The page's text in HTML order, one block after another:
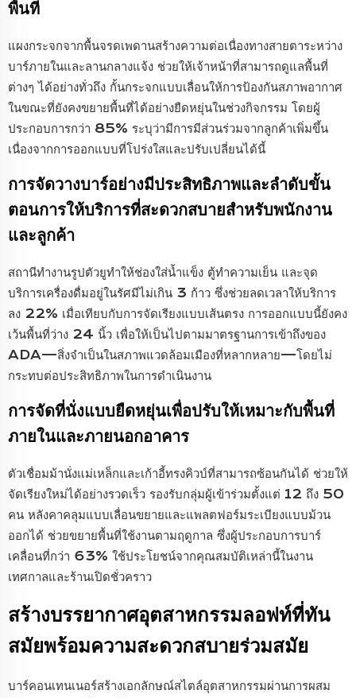
พื้นที่
แผงกระจกจากพื้นจรดเพดานสร้างความต่อเนื่องทางสายตาระหว่าง
บาร์ภายในและลานกลางแจ้ง ช่วยให้เจ้าหน้าที่สามารถดูแลพื้นที่
ต่างๆ ได้อย่างทั่วถึง กั้นกระจกแบบเลื่อนให้การป้องกันสภาพอากาศ
ในขณะที่ยังคงขยายพื้นที่ได้อย่างยืดหยุ่นในช่วงกิจกรรม โดยผู้
ประกอบการกว่า 85% ระบุว่ามีการมีส่วนร่วมจากลูกค้าเพิ่มขึ้น
เนื่องจากการออกแบบที่โปร่งใสและปรับเปลี่ยนได้นี้
การจัดวางบาร์อย่างมีประสิทธิภาพและลำดับขั้น
ตอนการให้บริการที่สะดวกสบายสำหรับพนักงาน
และลูกค้า
สถานีทำงานรูปตัวยูทำให้ช่องใส่น้ำแข็ง ตู้ทำความเย็น และจุด
บริการเครื่องดื่มอยู่ในรัศมีไม่เกิน 3 ก้าว ซึ่งช่วยลดเวลาให้บริการ
ลง 22% เมื่อเทียบกับการจัดเรียงแบบเส้นตรง การออกแบบนี้ยังคง
เว้นพื้นที่ว่าง 24 นิ้ว เพื่อให้เป็นไปตามมาตรฐานการเข้าถึงของ
ADA—สิ่งจำเป็นในสภาพแวดล้อมเมืองที่หลากหลาย—โดยไม่
กระทบต่อประสิทธิภาพในการดำเนินงาน
การจัดที่นั่งแบบยืดหยุ่นเพื่อปรับให้เหมาะกับพื้นที่
ภายในและภายนอกอาคาร
ตัวเชื่อมม้านั่งแม่เหล็กและเก้าอี้ทรงคิวบ์ที่สามารถซ้อนกันได้ ช่วยให้
จัดเรียงใหม่ได้อย่างรวดเร็ว รองรับกลุ่มผู้เข้าร่วมตั้งแต่ 12 ถึง 50
คน หลังคาคลุมแบบเลื่อนขยายและแพลตฟอร์มระเบียงแบบม้วน
ออกได้ ช่วยขยายพื้นที่ใช้งานตามฤดูกาล ซึ่งผู้ประกอบการบาร์
เคลื่อนที่กว่า 63% ใช้ประโยชน์จากคุณสมบัติเหล่านี้ในงาน
เทศกาลและร้านเปิดชั่วคราว
สร้างบรรยากาศอุตสาหกรรมลอฟท์ที่ทัน
สมัยพร้อมความสะดวกสบายร่วมสมัย
บาร์คอนเทนเนอร์สร้างเอกลักษณ์สไตล์อุตสาหกรรมผ่านการผสม